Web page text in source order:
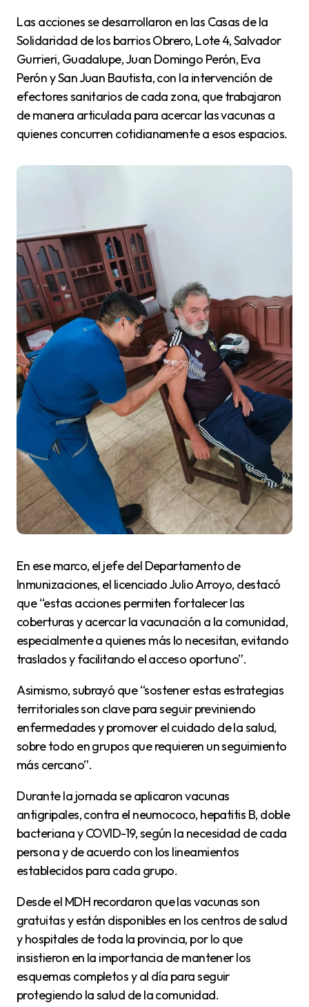
Las acciones se desarrollaron en las Casas de la
Solidaridad de los barrios Obrero, Lote 4, Salvador
Gurrieri, Guadalupe, Juan Domingo Perón, Eva
Perón y San Juan Bautista, con la intervención de
efectores sanitarios de cada zona, que trabajaron
de manera articulada para acercar las vacunas a
quienes concurren cotidianamente a esos espacios.
En ese marco, el jefe del Departamento de
Inmunizaciones, el licenciado Julio Arroyo, destacó
que “estas acciones permiten fortalecer las
coberturas y acercar la vacunación a la comunidad,
especialmente a quienes más lo necesitan, evitando
traslados y facilitando el acceso oportuno”.
Asimismo, subrayó que “sostener estas estrategias
territoriales son clave para seguir previniendo
enfermedades y promover el cuidado de la salud,
sobre todo en grupos que requieren un seguimiento
más cercano”.
Durante la jornada se aplicaron vacunas
antigripales, contra el neumococo, hepatitis B, doble
bacteriana y COVID-19, según la necesidad de cada
persona y de acuerdo con los lineamientos
establecidos para cada grupo.
Desde el MDH recordaron que las vacunas son
gratuitas y están disponibles en los centros de salud
y hospitales de toda la provincia, por lo que
insistieron en la importancia de mantener los
esquemas completos y al día para seguir
protegiendo la salud de la comunidad.